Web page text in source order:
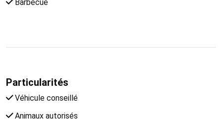
Barbecue
Particularités
Véhicule conseillé
Animaux autorisés